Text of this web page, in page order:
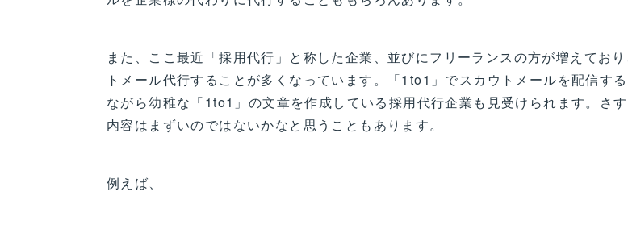
また、ここ最近「採用代行」と称した企業、並びにフリーランスの方が増えてお
トメール代行することが多くなっています。「1to1」でスカウトメールを配信す
ながら幼稚な「1to1」の文章を作成している採用代行企業も見受けられます。さ
内容はまずいのではないかなと思うこともあります。
例えば、